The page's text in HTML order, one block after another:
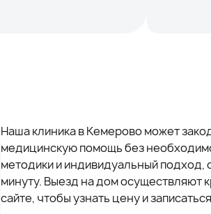
Наша клиника в Кемерово может
медицинскую помощь без
методики и индивидуальный
минуту. Выезд на дом осуществляют
сайте, чтобы узнать цену и